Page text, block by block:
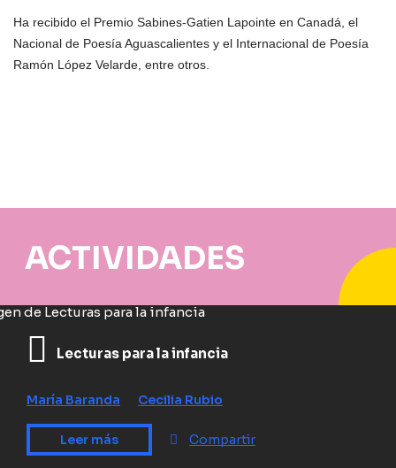
Ha recibido el Premio Sabines-Gatien Lapointe en Canadá, el
Nacional de Poesía Aguascalientes y el Internacional de Poesía
Ramón López Velarde, entre otros.
ACTIVIDADES
Lecturas para la infancia
María Baranda Cecilia Rubio
Leer más Compartir